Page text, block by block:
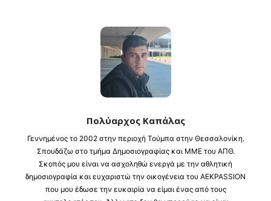
Πολύαρχος Καπάλας
Γεννημένος το 2002 στην περιοχή Τούμπα στην Θεσσαλονίκη.
Σπουδάζω στο τμήμα Δημοσιογραφίας και ΜΜΕ του ΑΠΘ.
Σκοπός μου είναι να ασχοληθώ ενεργά με την αθλητική
δημοσιογραφία και ευχαριστώ την οικογένεια του AEKPASSION
που μου έδωσε την ευκαιρία να είμαι ένας από τους